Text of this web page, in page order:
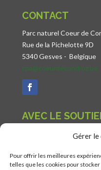
Gérer le
Pour offrir les meilleures
telles que les cookies pour
CONTACT
Parc naturel Coeur de
Rue de la Pichelotte 9D
5340 Gesves - Belgique
cpa@coeurdecondroz.be
AVEC LE